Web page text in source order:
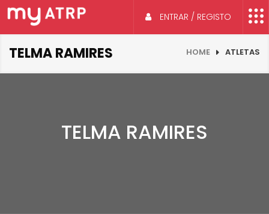
ENTRAR / REGISTO
TELMA RAMIRES HOME ATLETAS
TELMA RAMIRES